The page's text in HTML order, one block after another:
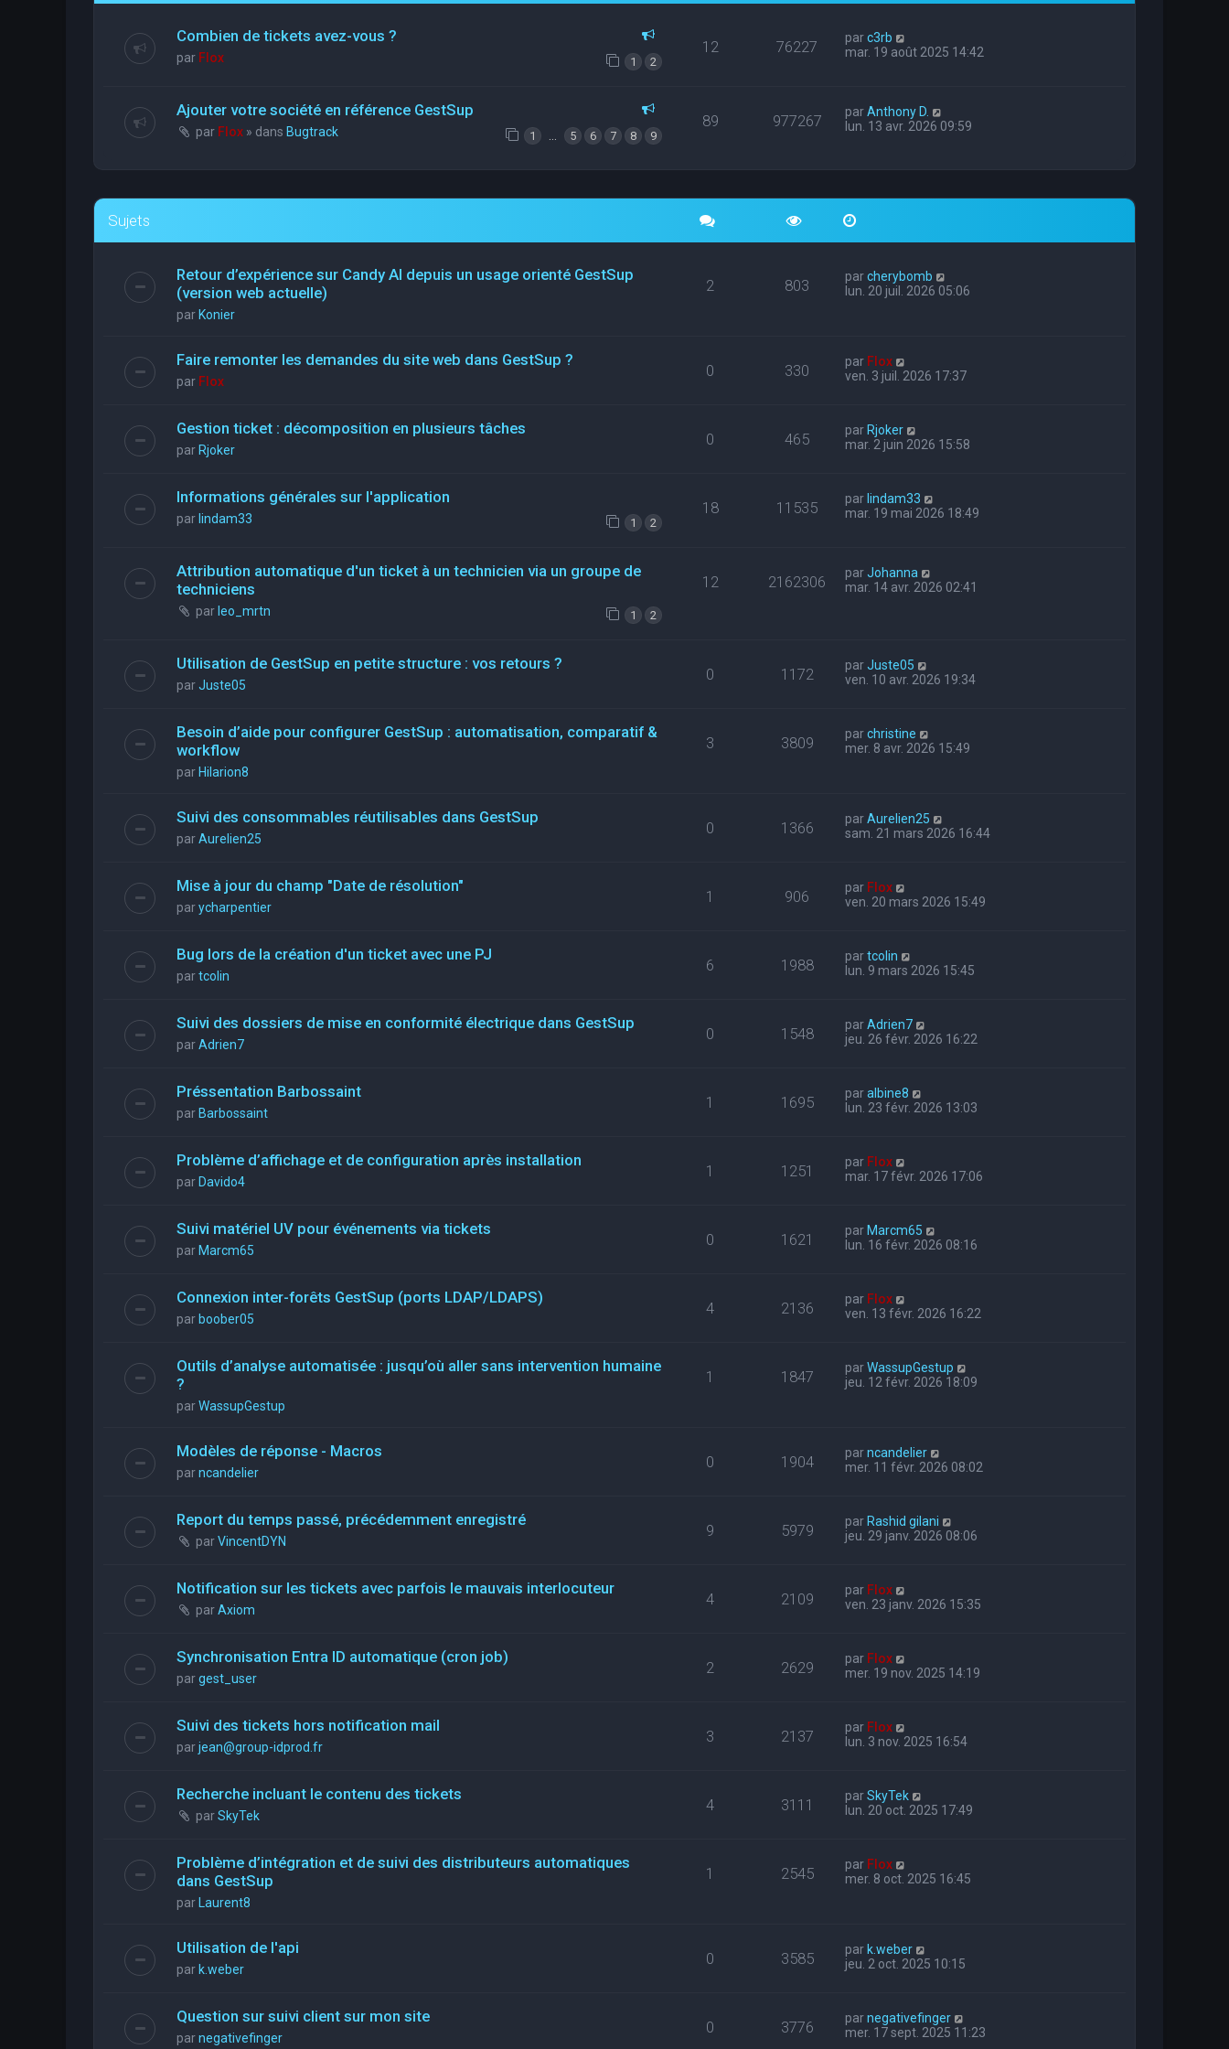
Combien de tickets avez-vous ?
par Flox 1 2
12 76227 parc3rb
mar. 19 août 2025 14:42
Ajouter votre société en référence GestSup
par Flox » dans Bugtrack 1 5 6 7 8 9
89 977267 parAnthony D.
lun. 13 avr. 2026 09:59
Sujets
Retour d’expérience sur Candy AI depuis un usage orienté GestSup
(version web actuelle)
par Konier
2 803 parcherybomb
lun. 20 juil. 2026 05:06
Faire remonter les demandes du site web dans GestSup ?
par Flox
0 330 par Flox
ven. 3 juil. 2026 17:37
Gestion ticket : décomposition en plusieurs tâches
par Rjoker
0 465 par Rjoker
mar. 2 juin 2026 15:58
Informations générales sur l'application
par lindam33 1 2
18 11535 par lindam33
mar. 19 mai 2026 18:49
Attribution automatique d'un ticket à un technicien via un groupe de
techniciens
par leo_mrtn 1 2
12 2162306 parJohanna
mar. 14 avr. 2026 02:41
Utilisation de GestSup en petite structure : vos retours ?
parJuste05
0 1172 parJuste05
ven. 10 avr. 2026 19:34
Besoin d’aide pour configurer GestSup : automatisation, comparatif &
workflow
par Hilarion8
3 3809 parchristine
mer. 8 avr. 2026 15:49
Suivi des consommables réutilisables dans GestSup
parAurelien25
0 1366 parAurelien25
sam. 21 mars 2026 16:44
Mise à jour du champ "Date de résolution"
parycharpentier
1 906 par Flox
ven. 20 mars 2026 15:49
Bug lors de la création d'un ticket avec une PJ
partcolin
6 1988 partcolin
lun. 9 mars 2026 15:45
Suivi des dossiers de mise en conformité électrique dans GestSup
parAdrien7
0 1548 parAdrien7
jeu. 26 févr. 2026 16:22
Préssentation Barbossaint
par Barbossaint
1 1695 paralbine8
lun. 23 févr. 2026 13:03
Problème d’affichage et de configuration après installation
par Davido4
1 1251 par Flox
mar. 17 févr. 2026 17:06
Suivi matériel UV pour événements via tickets
par Marcm65
0 1621 par Marcm65
lun. 16 févr. 2026 08:16
Connexion inter-forêts GestSup (ports LDAP/LDAPS)
par boober05
4 2136 par Flox
ven. 13 févr. 2026 16:22
Outils d’analyse automatisée : jusqu’où aller sans intervention humaine
?
parWassupGestup
1 1847 parWassupGestup
jeu. 12 févr. 2026 18:09
Modèles de réponse - Macros
parncandelier
0 1904 parncandelier
mer. 11 févr. 2026 08:02
Report du temps passé, précédemment enregistré
parVincentDYN
9 5979 par Rashid gilani
jeu. 29 janv. 2026 08:06
Notification sur les tickets avec parfois le mauvais interlocuteur
parAxiom
4 2109 par Flox
ven. 23 janv. 2026 15:35
Synchronisation Entra ID automatique (cron job)
pargest_user
2 2629 par Flox
mer. 19 nov. 2025 14:19
Suivi des tickets hors notification mail
parjean@group-idprod.fr
3 2137 par Flox
lun. 3 nov. 2025 16:54
Recherche incluant le contenu des tickets
parSkyTek
4 3111 parSkyTek
lun. 20 oct. 2025 17:49
Problème d’intégration et de suivi des distributeurs automatiques
dans GestSup
par Laurent8
1 2545 par Flox
mer. 8 oct. 2025 16:45
Utilisation de l'api
par k.weber
0 3585 par k.weber
jeu. 2 oct. 2025 10:15
Question sur suivi client sur mon site
parnegativefinger
0 3776 parnegativefinger
mer. 17 sept. 2025 11:23